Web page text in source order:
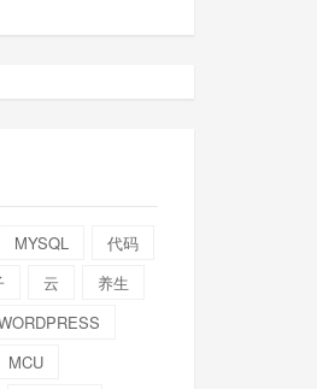
MYSQL
代码
云
养生
MCU